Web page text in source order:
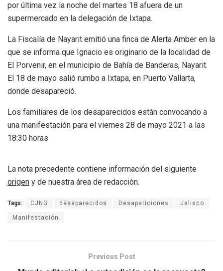
por última vez la noche del martes 18 afuera de un
supermercado en la delegación de Ixtapa.
La Fiscalía de Nayarit emitió una finca de Alerta Amber en la
que se informa que Ignacio es originario de la localidad de
El Porvenir, en el municipio de Bahía de Banderas, Nayarit.
El 18 de mayo salió rumbo a Ixtapa, en Puerto Vallarta,
donde desapareció.
Los familiares de los desaparecidos están convocando a
una manifestación para el viernes 28 de mayo 2021 a las
18:30 horas
La nota precedente contiene información del siguiente
origen y de nuestra área de redacción.
Tags: CJNG desaparecidos Desapariciones Jalisco
Manifestación
Previous Post